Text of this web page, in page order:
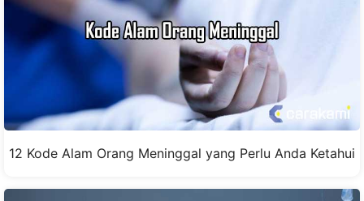
12 Kode Alam Orang Meninggal yang Perlu Anda Ketahui